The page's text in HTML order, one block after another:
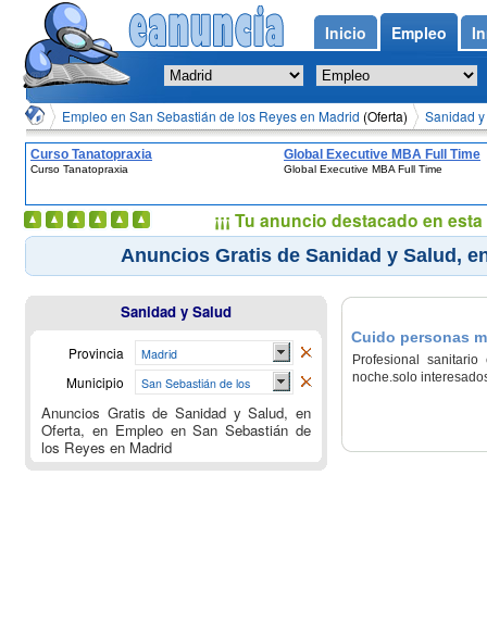
Empleo en San Sebastián de los Reyes en Madrid (Oferta) Sanidad
Curso Tanatopraxia
Curso Tanatopraxia
Global Executive MBA Full Time
Global Executive MBA Full Time
Anuncios Gratis de Sanidad y Salud,
Cuido personas
Profesional
noche.solo
Sanidad y Salud
Provincia Madrid
Municipio
San Sebastián de los
Anuncios Gratis de Sanidad y Salud, en
Oferta, en Empleo en San Sebastián de
los Reyes en Madrid
Inicio Empleo
¡¡¡ Tu anuncio destacado en